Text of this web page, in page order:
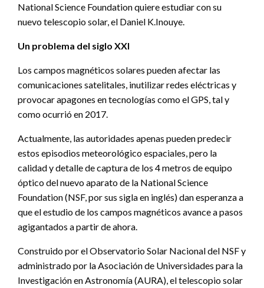
National Science Foundation quiere estudiar con su
nuevo telescopio solar, el Daniel K.Inouye.
Un problema del siglo XXI
Los campos magnéticos solares pueden afectar las
comunicaciones satelitales, inutilizar redes eléctricas y
provocar apagones en tecnologías como el GPS, tal y
como ocurrió en 2017.
Actualmente, las autoridades apenas pueden predecir
estos episodios meteorológico espaciales, pero la
calidad y detalle de captura de los 4 metros de equipo
óptico del nuevo aparato de la National Science
Foundation (NSF, por sus sigla en inglés) dan esperanza a
que el estudio de los campos magnéticos avance a pasos
agigantados a partir de ahora.
Construido por el Observatorio Solar Nacional del NSF y
administrado por la Asociación de Universidades para la
Investigación en Astronomía (AURA), el telescopio solar